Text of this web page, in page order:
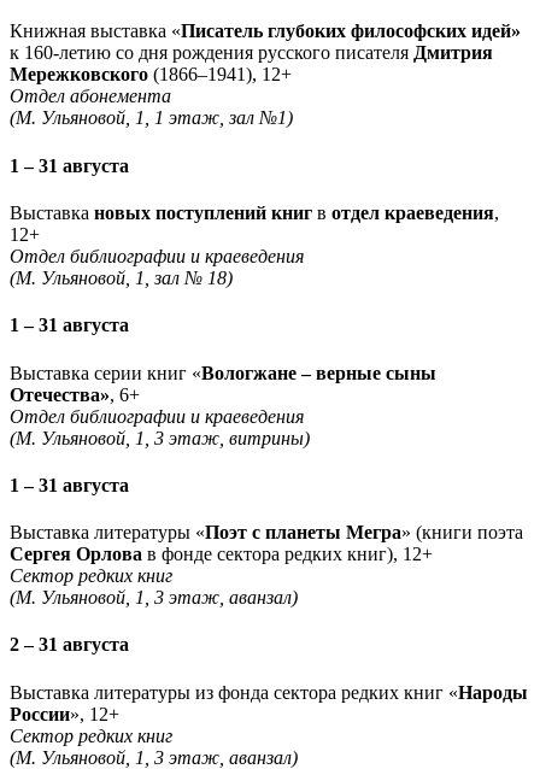
Книжная выставка «Писатель глубоких философских идей»
к 160-летию со дня рождения русского писателя Дмитрия
Мережковского (1866–1941), 12+
Отдел абонемента
(М. Ульяновой, 1, 1 этаж, зал №1)
1 – 31 августа
Выставка новых поступлений книг в отдел краеведения,
12+
Отдел библиографии и краеведения
(М. Ульяновой, 1, зал № 18)
1 – 31 августа
Выставка серии книг «Вологжане – верные сыны
Отечества», 6+
Отдел библиографии и краеведения
(М. Ульяновой, 1, 3 этаж, витрины)
1 – 31 августа
Выставка литературы «Поэт с планеты Мегра» (книги поэта
Сергея Орлова в фонде сектора редких книг), 12+
Сектор редких книг
(М. Ульяновой, 1, 3 этаж, аванзал)
2 – 31 августа
Выставка литературы из фонда сектора редких книг «Народы
России», 12+
Сектор редких книг
(М. Ульяновой, 1, 3 этаж, аванзал)